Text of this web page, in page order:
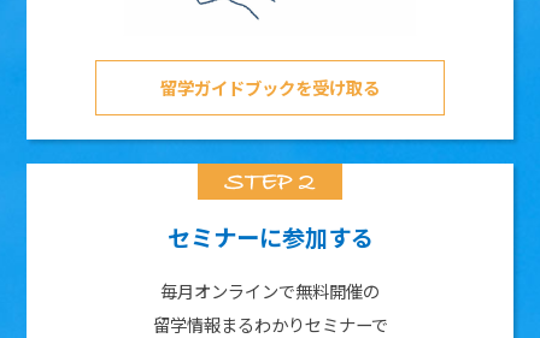
留学ガイドブックを受け取る
セミナーに参加する
毎月オンラインで無料開催の
留学情報まるわかりセミナーで